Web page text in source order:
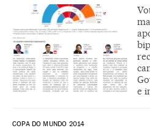
e
COPA DO MUNDO 2014